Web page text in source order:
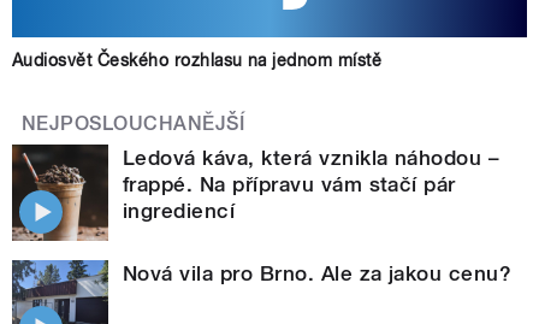
Audiosvět Českého rozhlasu na jednom místě
NEJPOSLOUCHANĚJŠÍ
Ledová káva, která vznikla náhodou –
frappé. Na přípravu vám stačí pár
ingrediencí
Nová vila pro Brno. Ale za jakou cenu?